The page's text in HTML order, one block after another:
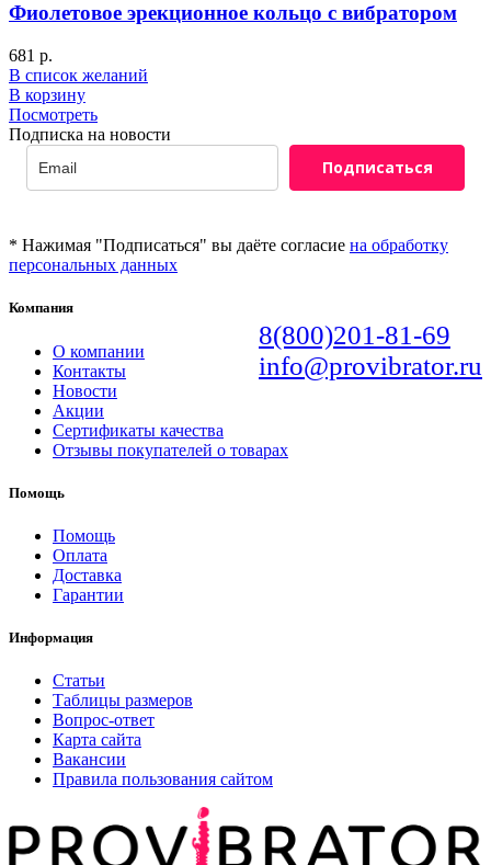
Фиолетовое эрекционное кольцо с вибратором
681 р.
В список желаний
В корзину
Посмотреть
Подписка на новости
Подписаться
* Нажимая "Подписаться" вы даёте согласие на обработку
персональных данных
8(800)201-81-69
info@provibrator.ru
Компания
О компании
Контакты
Новости
Акции
Сертификаты качества
Отзывы покупателей о товарах
Помощь
Помощь
Оплата
Доставка
Гарантии
Информация
Статьи
Таблицы размеров
Вопрос-ответ
Карта сайта
Вакансии
Правила пользования сайтом